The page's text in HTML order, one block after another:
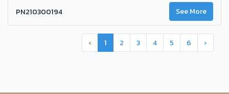
PN210300194 See More
‹ 1 2 3 4 5 6 ›